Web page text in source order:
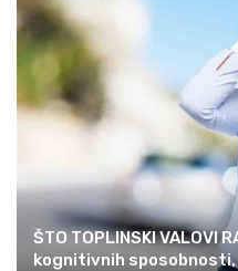
ŠTO TOPLINSKI VALOVI
kognitivnih